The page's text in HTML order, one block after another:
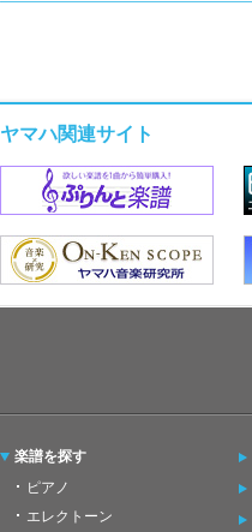
ヤマハ関連サイト
楽譜を探す
ピアノ
エレクトーン